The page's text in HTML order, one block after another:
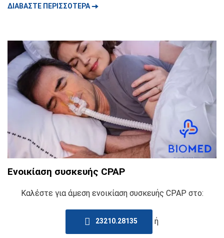
ΔΙΑΒΑΣΤΕ ΠΕΡΙΣΣΟΤΕΡΑ🠆
Ενοικίαση συσκευής CPAP
Καλέστε για άμεση ενοικίαση συσκευής CPAP στο:
23210.28135 ή